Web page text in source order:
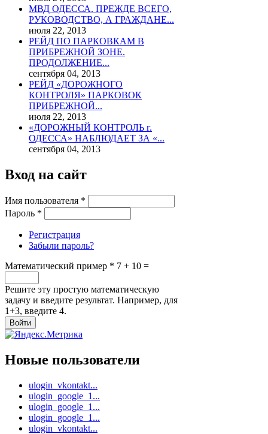
МВД ОДЕССА. ПРЕЖДЕ ВСЕГО,
РУКОВОДСТВО, А ГРАЖДАНЕ...
июля 22, 2013
РЕЙД ПО ПАРКОВКАМ В
ПРИБРЕЖНОЙ ЗОНЕ.
ПРОДОЛЖЕНИЕ...
сентября 04, 2013
РЕЙД «ДОРОЖНОГО
КОНТРОЛЯ» ПАРКОВОК
ПРИБРЕЖНОЙ...
июля 22, 2013
«ДОРОЖНЫЙ КОНТРОЛЬ г.
ОДЕССА» НАБЛЮДАЕТ ЗА «...
сентября 04, 2013
Вход на сайт
Имя пользователя *
Пароль *
Регистрация
Забыли пароль?
Математический пример * 7 + 10 =
Решите эту простую математическую
задачу и введите результат. Например, для
1+3, введите 4.
Новые пользователи
ulogin_vkontakt...
ulogin_google_1...
ulogin_google_1...
ulogin_google_1...
ulogin_vkontakt...